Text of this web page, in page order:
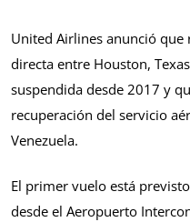
United Airlines anunció que
directa entre Houston,
suspendida desde 2017 y
recuperación del servicio
Venezuela.
El primer vuelo está
desde el Aeropuerto